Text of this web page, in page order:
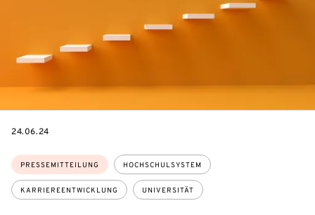
Themen:
PRESSEMITTEILUNG HOCHSCHULSYSTEM
KARRIEREENTWICKLUNG UNIVERSITÄT
DATE
24.06.24